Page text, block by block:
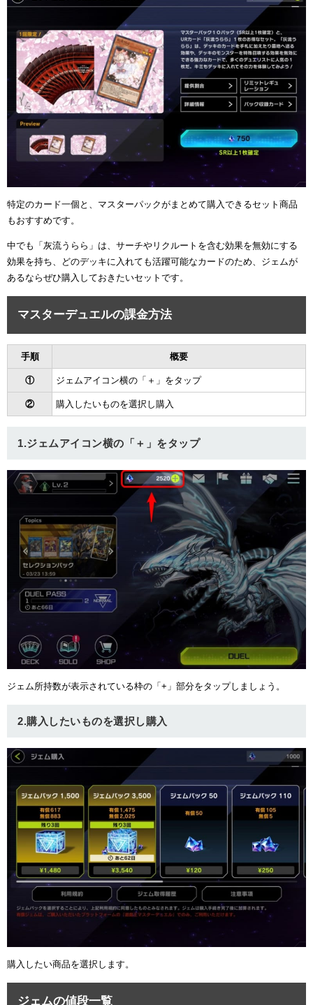
ュー
特定のカード一個と、マスターパックがまとめて購入できるセット商品
もおすすめです。
中でも「灰流うらら」は、サーチやリクルートを含む効果を無効にする
効果を持ち、どのデッキに入れても活躍可能なカードのため、ジェムが
あるならぜひ購入しておきたいセットです。
マスターデュエルの課金方法
手順 概要
① ジェムアイコン横の「＋」をタップ
② 購入したいものを選択し購入
1.ジェムアイコン横の「＋」をタップ
ジェム所持数が表示されている枠の「+」部分をタップしましょう。
2.購入したいものを選択し購入
購入したい商品を選択します。
ジェムの値段一覧